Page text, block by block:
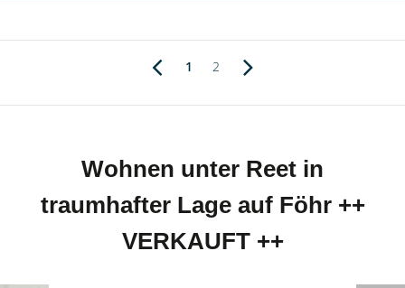
1 2
Wohnen unter Reet in
traumhafter Lage auf Föhr ++
VERKAUFT ++